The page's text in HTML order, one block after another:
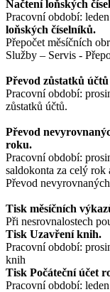
Načtení loňských
Pracovní období:
loňských číselníků.
Přepočet měsíčních
Služby – Servis -
Převod zůstatků
Pracovní období:
zůstatků účtů.
Převod
roku.
Pracovní období:
saldokonta za celý
Převod
Tisk měsíčních
Při nesrovnalostech
Tisk Uzavření knih.
Pracovní období:
knih
Tisk Počáteční účet
Pracovní období: